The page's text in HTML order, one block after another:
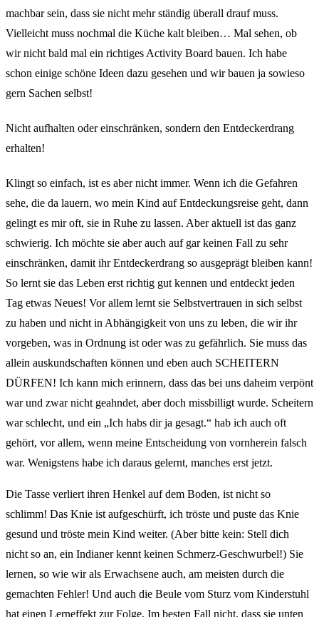
machbar sein, dass sie nicht mehr ständig überall drauf muss.
Vielleicht muss nochmal die Küche kalt bleiben… Mal sehen, ob
wir nicht bald mal ein richtiges Activity Board bauen. Ich habe
schon einige schöne Ideen dazu gesehen und wir bauen ja sowieso
gern Sachen selbst!
Nicht aufhalten oder einschränken, sondern den Entdeckerdrang
erhalten!
Klingt so einfach, ist es aber nicht immer. Wenn ich die Gefahren
sehe, die da lauern, wo mein Kind auf Entdeckungsreise geht, dann
gelingt es mir oft, sie in Ruhe zu lassen. Aber aktuell ist das ganz
schwierig. Ich möchte sie aber auch auf gar keinen Fall zu sehr
einschränken, damit ihr Entdeckerdrang so ausgeprägt bleiben kann!
So lernt sie das Leben erst richtig gut kennen und entdeckt jeden
Tag etwas Neues! Vor allem lernt sie Selbstvertrauen in sich selbst
zu haben und nicht in Abhängigkeit von uns zu leben, die wir ihr
vorgeben, was in Ordnung ist oder was zu gefährlich. Sie muss das
allein auskundschaften können und eben auch SCHEITERN
DÜRFEN! Ich kann mich erinnern, dass das bei uns daheim verpönt
war und zwar nicht geahndet, aber doch missbilligt wurde. Scheitern
war schlecht, und ein „Ich habs dir ja gesagt.“ hab ich auch oft
gehört, vor allem, wenn meine Entscheidung von vornherein falsch
war. Wenigstens habe ich daraus gelernt, manches erst jetzt.
Die Tasse verliert ihren Henkel auf dem Boden, ist nicht so
schlimm! Das Knie ist aufgeschürft, ich tröste und puste das Knie
gesund und tröste mein Kind weiter. (Aber bitte kein: Stell dich
nicht so an, ein Indianer kennt keinen Schmerz-Geschwurbel!) Sie
lernen, so wie wir als Erwachsene auch, am meisten durch die
gemachten Fehler! Und auch die Beule vom Sturz vom Kinderstuhl
hat einen Lerneffekt zur Folge. Im besten Fall nicht, dass sie unten